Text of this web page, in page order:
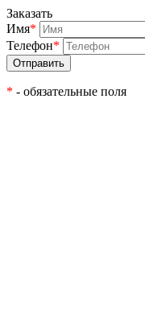
Заказать
Имя*
Телефон*
* - обязательные поля